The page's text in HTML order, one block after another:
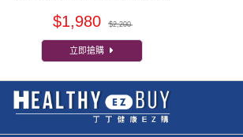
$1,980 $2,200
立即搶購